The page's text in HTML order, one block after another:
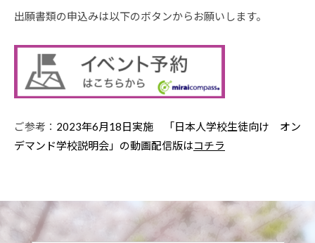
出願書類の申込みは以下のボタンからお願いします。
ご参考： 2023年6月18日実施 「日本人学校生徒向け オン
デマンド学校説明会」の動画配信版はコチラ